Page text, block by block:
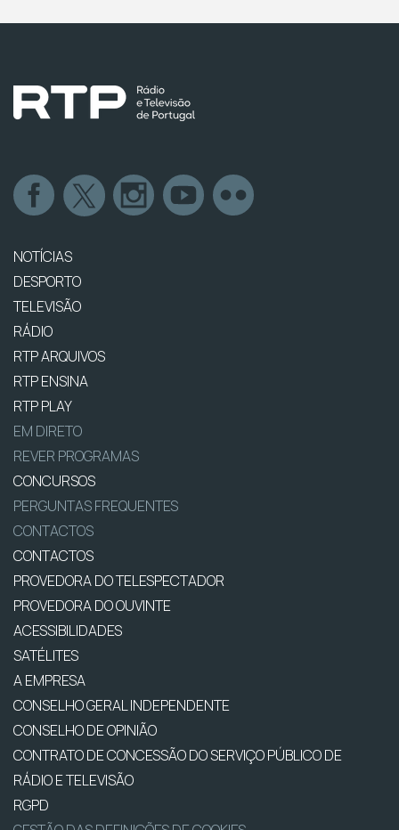
NOTÍCIAS
DESPORTO
TELEVISÃO
RÁDIO
RTP ARQUIVOS
RTP ENSINA
RTP PLAY
EM DIRETO
REVER PROGRAMAS
CONCURSOS
PERGUNTAS FREQUENTES
CONTACTOS
CONTACTOS
PROVEDORA DO TELESPECTADOR
PROVEDORA DO OUVINTE
ACESSIBILIDADES
SATÉLITES
A EMPRESA
CONSELHO GERAL INDEPENDENTE
CONSELHO DE OPINIÃO
CONTRATO DE CONCESSÃO DO SERVIÇO PÚBLICO DE
RÁDIO E TELEVISÃO
RGPD